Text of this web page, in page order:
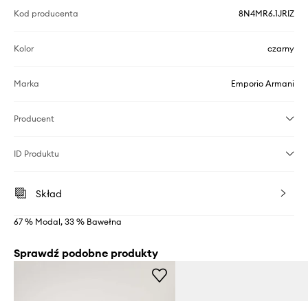
Kod producenta 8N4MR6.1JRIZ
Kolor czarny
Marka Emporio Armani
Producent
ID Produktu
Skład
67 % Modal, 33 % Bawełna
Sprawdź podobne produkty